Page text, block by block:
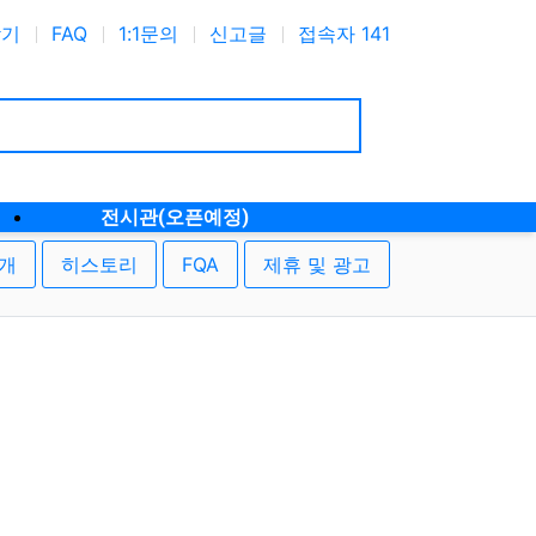
FAQ 1:1문의 신고글 접속자 141
전시관(오픈예정)
히스토리 FQA 제휴 및 광고